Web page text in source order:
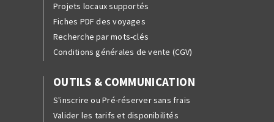
Projets locaux supportés
Fiches PDF des voyages
Recherche par mots-clés
Conditions générales de vente (CGV)
OUTILS & COMMUNICATION
S'inscrire ou Pré-réserver sans frais
Valider les tarifs et disponibilités